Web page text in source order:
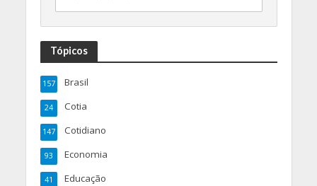
Tópicos
Brasil
157
Cotia
24
Cotidiano
147
Economia
93
Educação
41